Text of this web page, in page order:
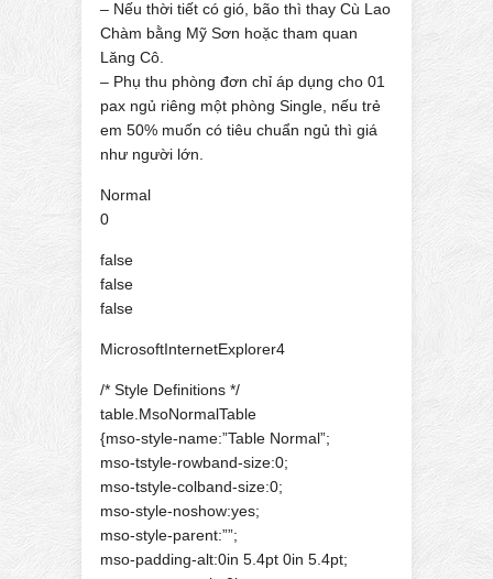
– Nếu thời tiết có gió, bão thì thay Cù Lao
Chàm bằng Mỹ Sơn hoặc tham quan
Lăng Cô.
– Phụ thu phòng đơn chỉ áp dụng cho 01
pax ngủ riêng một phòng Single, nếu trẻ
em 50% muốn có tiêu chuẩn ngủ thì giá
như người lớn.
Normal
0
false
false
false
MicrosoftInternetExplorer4
/* Style Definitions */
table.MsoNormalTable
{mso-style-name:”Table Normal”;
mso-tstyle-rowband-size:0;
mso-tstyle-colband-size:0;
mso-style-noshow:yes;
mso-style-parent:””;
mso-padding-alt:0in 5.4pt 0in 5.4pt;